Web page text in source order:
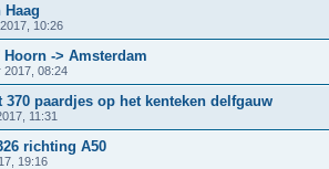
10:26
-> Amsterdam
2017, 08:24
370 paardjes op het kenteken delfgauw
11:31
richting A50
19:16